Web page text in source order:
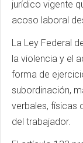
jurídico vigente
acoso laboral
La Ley Federal
la violencia y el
forma de
subordinación,
verbales, físicas
del trabajador.